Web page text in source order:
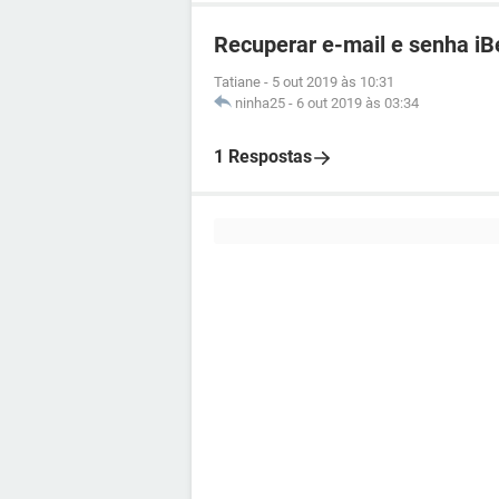
Recuperar e-mail e senha
Tatiane - 5 out 2019 às 10:31
ninha25 - 6 out 2019 às 03:34
1 Respostas